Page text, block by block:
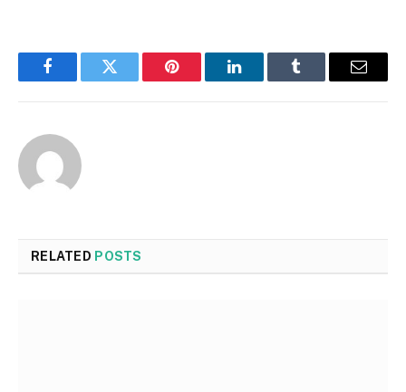
FacebookTwitter Pinterest LinkedInTumblr Email
RELATED POSTS